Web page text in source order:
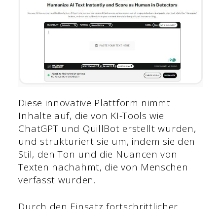
Diese innovative Plattform nimmt
Inhalte auf, die von KI-Tools wie
ChatGPT und QuillBot erstellt wurden,
und strukturiert sie um, indem sie den
Stil, den Ton und die Nuancen von
Texten nachahmt, die von Menschen
verfasst wurden.